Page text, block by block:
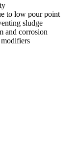
to low pour point
sludge
and corrosion